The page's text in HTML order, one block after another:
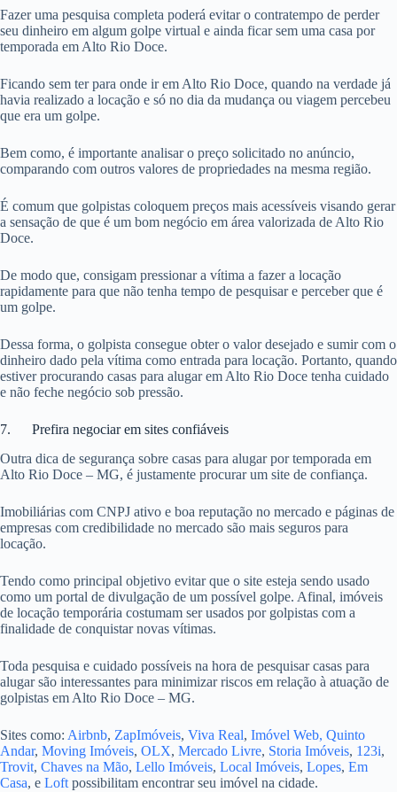
Fazer uma pesquisa completa poderá evitar o contratempo de perder
seu dinheiro em algum golpe virtual e ainda ficar sem uma casa por
temporada em Alto Rio Doce.
Ficando sem ter para onde ir em Alto Rio Doce, quando na verdade já
havia realizado a locação e só no dia da mudança ou viagem percebeu
que era um golpe.
Bem como, é importante analisar o preço solicitado no anúncio,
comparando com outros valores de propriedades na mesma região.
É comum que golpistas coloquem preços mais acessíveis visando gerar
a sensação de que é um bom negócio em área valorizada de Alto Rio
Doce.
De modo que, consigam pressionar a vítima a fazer a locação
rapidamente para que não tenha tempo de pesquisar e perceber que é
um golpe.
Dessa forma, o golpista consegue obter o valor desejado e sumir com o
dinheiro dado pela vítima como entrada para locação. Portanto, quando
estiver procurando casas para alugar em Alto Rio Doce tenha cuidado
e não feche negócio sob pressão.
7. Prefira negociar em sites confiáveis
Outra dica de segurança sobre casas para alugar por temporada em
Alto Rio Doce – MG, é justamente procurar um site de confiança.
Imobiliárias com CNPJ ativo e boa reputação no mercado e páginas de
empresas com credibilidade no mercado são mais seguros para
locação.
Tendo como principal objetivo evitar que o site esteja sendo usado
como um portal de divulgação de um possível golpe. Afinal, imóveis
de locação temporária costumam ser usados por golpistas com a
finalidade de conquistar novas vítimas.
Toda pesquisa e cuidado possíveis na hora de pesquisar casas para
alugar são interessantes para minimizar riscos em relação à atuação de
golpistas em Alto Rio Doce – MG.
Sites como: Airbnb, ZapImóveis, Viva Real, Imóvel Web, Quinto
Andar, Moving Imóveis, OLX, Mercado Livre, Storia Imóveis, 123i,
Trovit, Chaves na Mão, Lello Imóveis, Local Imóveis, Lopes, Em
Casa, e Loft possibilitam encontrar seu imóvel na cidade.